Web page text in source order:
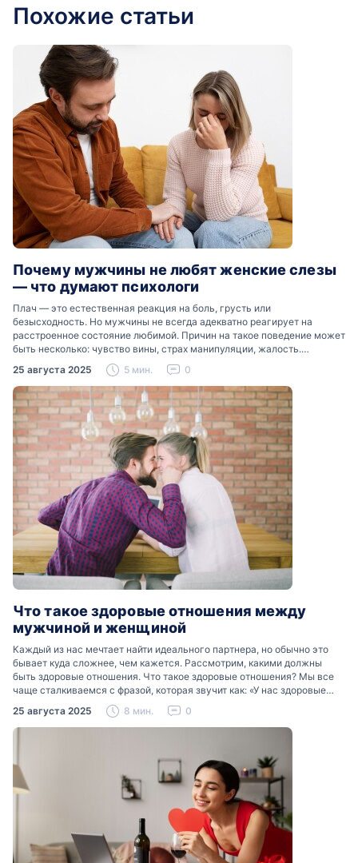
Похожие статьи
Почему мужчины не любят женские слезы
— что думают психологи
Плач — это естественная реакция на боль, грусть или
безысходность. Но мужчины не всегда адекватно реагирует на
расстроенное состояние любимой. Причин на такое поведение может
быть несколько: чувство вины, страх манипуляции, жалость.
Разобраться, почему мужчины боятся женских слез, помогут советы
психологов…
25 августа 2025 5 мин. 0
Что такое здоровые отношения между
мужчиной и женщиной
Каждый из нас мечтает найти идеального партнера, но обычно это
бывает куда сложнее, чем кажется. Рассмотрим, какими должны
быть здоровые отношения. Что такое здоровые отношения? Мы все
чаще сталкиваемся с фразой, которая звучит как: «У нас здоровые
отношения». Что именно подразумевается…
25 августа 2025 8 мин. 0